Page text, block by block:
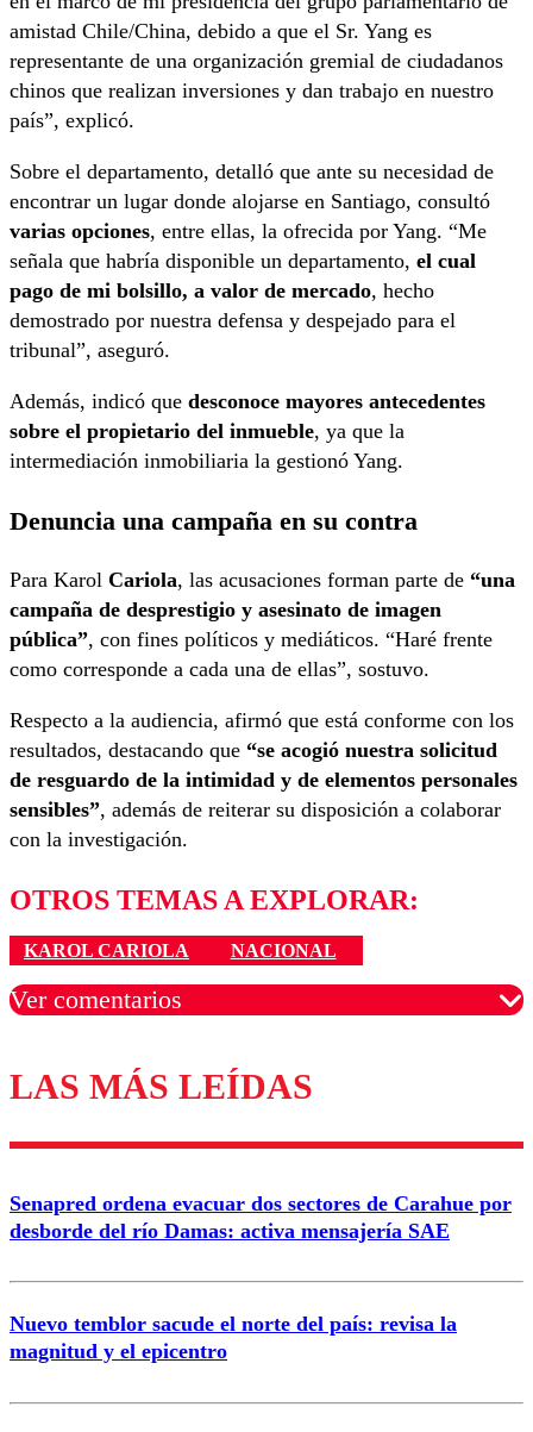
amistad Chile/China, debido a que el Sr. Yang es
representante de una organización gremial de ciudadanos
chinos que realizan inversiones y dan trabajo en nuestro
país”, explicó.
Sobre el departamento, detalló que ante su necesidad de
encontrar un lugar donde alojarse en Santiago, consultó
varias opciones, entre ellas, la ofrecida por Yang. “Me
señala que habría disponible un departamento, el cual
pago de mi bolsillo, a valor de mercado, hecho
demostrado por nuestra defensa y despejado para el
tribunal”, aseguró.
Además, indicó que desconoce mayores antecedentes
sobre el propietario del inmueble, ya que la
intermediación inmobiliaria la gestionó Yang.
Denuncia una campaña en su contra
Para Karol Cariola, las acusaciones forman parte de “una
campaña de desprestigio y asesinato de imagen
pública”, con fines políticos y mediáticos. “Haré frente
como corresponde a cada una de ellas”, sostuvo.
Respecto a la audiencia, afirmó que está conforme con los
resultados, destacando que “se acogió nuestra solicitud
de resguardo de la intimidad y de elementos personales
sensibles”, además de reiterar su disposición a colaborar
con la investigación.
OTROS TEMAS A EXPLORAR:
KAROL CARIOLA NACIONAL
Ver comentarios
Los comentarios son moderados para garantizar un
diálogo respetuoso.
Correo
LAS MÁS LEÍDAS
Senapred ordena evacuar dos sectores de Carahue por
desborde del río Damas: activa mensajería SAE
Nuevo temblor sacude el norte del país: revisa la
magnitud y el epicentro